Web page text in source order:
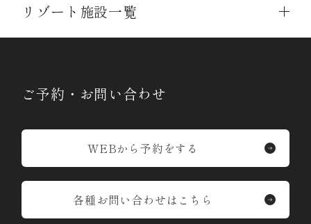
リゾート施設一覧
ご予約・お問い合わせ
WEBから予約をする
各種お問い合わせはこちら